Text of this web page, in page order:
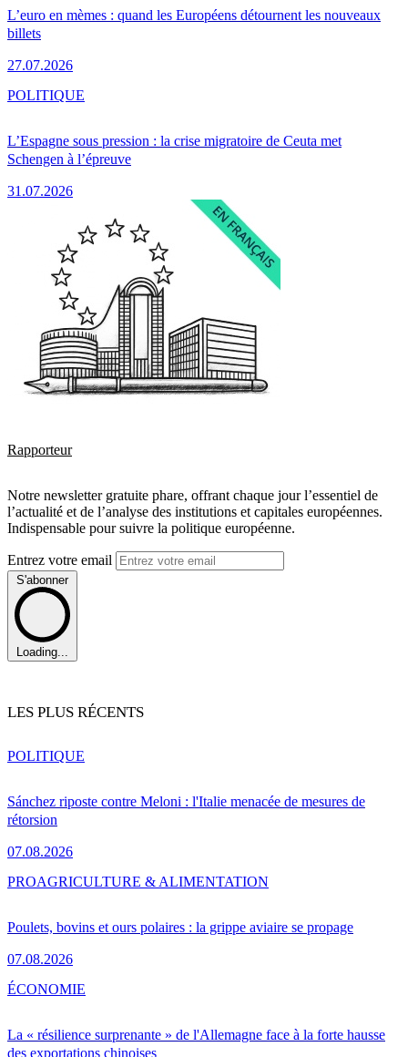
L’euro en mèmes : quand les Européens détournent les nouveaux
billets
27.07.2026
L’Espagne sous pression : la crise migratoire de Ceuta met
Schengen à l’épreuve
31.07.2026
POLITIQUE
Rapporteur
Notre newsletter gratuite phare, offrant chaque jour l’essentiel de
l’actualité et de l’analyse des institutions et capitales européennes.
Indispensable pour suivre la politique européenne.
Entrez votre email
S'abonner
Loading...
LES PLUS RÉCENTS
Sánchez riposte contre Meloni : l'Italie menacée de mesures de
rétorsion
07.08.2026
POLITIQUE
Poulets, bovins et ours polaires : la grippe aviaire se propage
07.08.2026
PROAGRICULTURE & ALIMENTATION
La « résilience surprenante » de l'Allemagne face à la forte hausse
des exportations chinoises
ÉCONOMIE